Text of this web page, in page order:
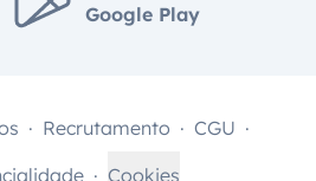
Google Play
Recrutamento
CGU
Cookies